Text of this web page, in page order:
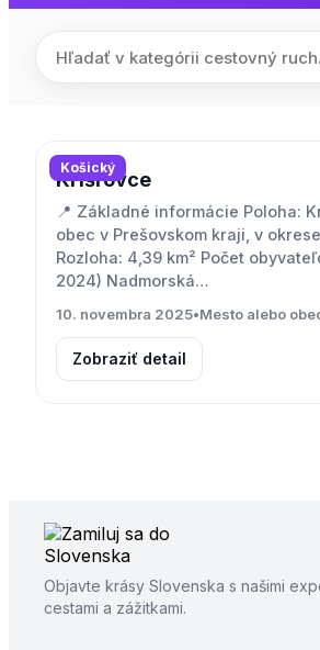
Košický
Krišľovce
📍 Základné informácie Poloha:
obec v Prešovskom kraji, v
Rozloha: 4,39 km² Počet
2024) Nadmorská…
10. novembra 2025•Mesto alebo
Zobraziť detail
Objavte krásy Slovenska s našimi
cestami a zážitkami.